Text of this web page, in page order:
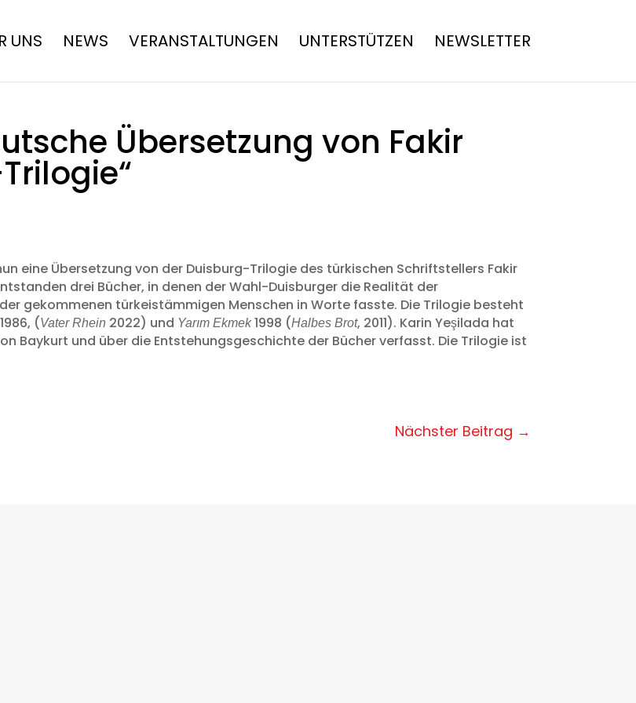
UNS NEWS VERANSTALTUNGEN UNTERSTÜTZEN NEWSLETTER
Übersetzung von Fakir
eine Übersetzung von der Duisburg-Trilogie des türkischen Schriftstellers Fakir
drei Bücher, in denen der Wahl-Duisburger die Realität der
gekommenen türkeistämmigen Menschen in Worte fasste. Die Trilogie besteht
1986, (Vater Rhein 2022) und Yarım Ekmek1998 (Halbes Brot, 2011). Karin Yeşilada hat
Baykurt und über die Entstehungsgeschichte der Bücher verfasst. Die Trilogie ist
Nächster Beitrag →